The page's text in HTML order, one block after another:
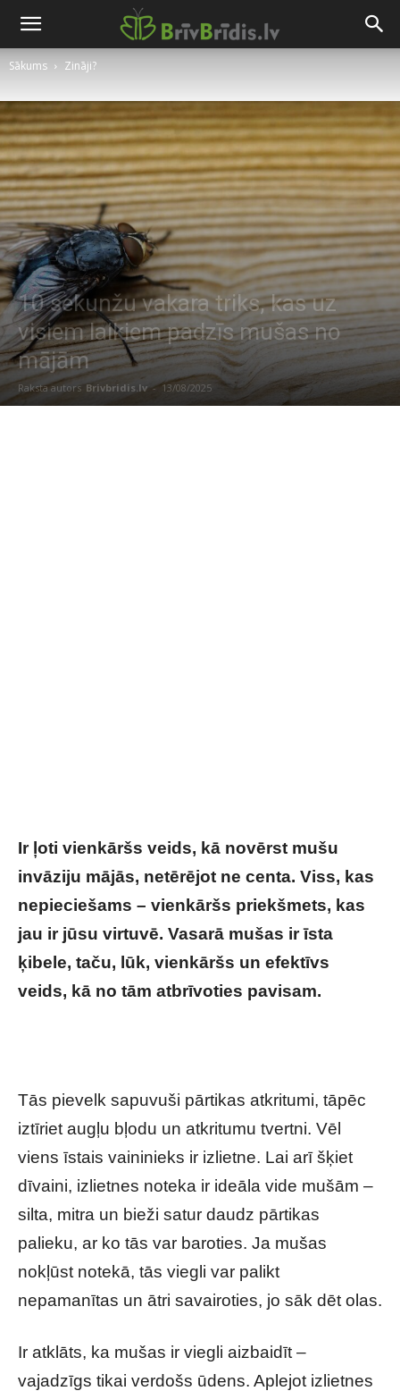
Sākums Zināji?
10 sekunžu vakara triks, kas uz
visiem laikiem padzīs mušas no
mājām
Raksta autors Brivbridis.lv - 13/08/2025
Ir ļoti vienkāršs veids, kā novērst mušu
invāziju mājās, netērējot ne centa. Viss, kas
nepieciešams – vienkāršs priekšmets, kas
jau ir jūsu virtuvē. Vasarā mušas ir īsta
ķibele, taču, lūk, vienkāršs un efektīvs
veids, kā no tām atbrīvoties pavisam.
Tās pievelk sapuvuši pārtikas atkritumi, tāpēc
iztīriet augļu bļodu un atkritumu tvertni. Vēl
viens īstais vaininieks ir izlietne. Lai arī šķiet
dīvaini, izlietnes noteka ir ideāla vide mušām –
silta, mitra un bieži satur daudz pārtikas
palieku, ar ko tās var baroties. Ja mušas
nokļūst notekā, tās viegli var palikt
nepamanītas un ātri savairoties, jo sāk dēt olas.
Ir atklāts, ka mušas ir viegli aizbaidīt –
vajadzīgs tikai verdošs ūdens. Aplejot izlietnes